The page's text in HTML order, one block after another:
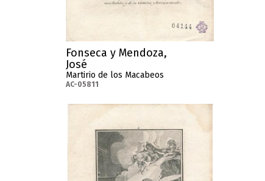
Fonseca y Mendoza,
José
Martirio de los Macabeos
AC-05811